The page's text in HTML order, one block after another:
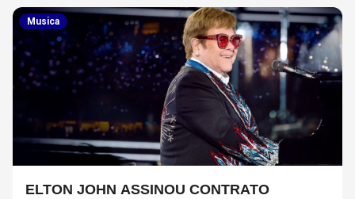
Musica
ELTON JOHN ASSINOU CONTRATO